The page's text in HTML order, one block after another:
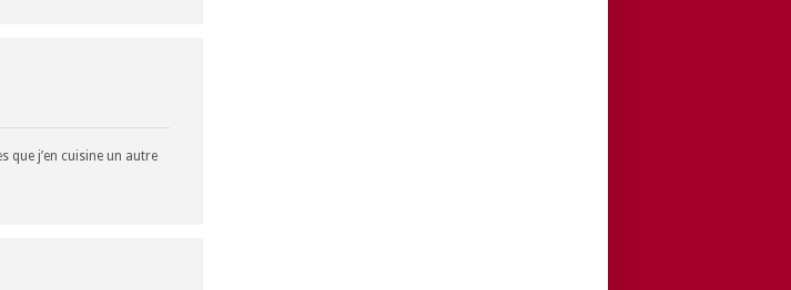
que j’en cuisine un autre